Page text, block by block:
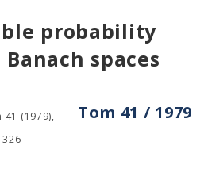
probability
spaces
Tom 41 / 1979
(1979),
326